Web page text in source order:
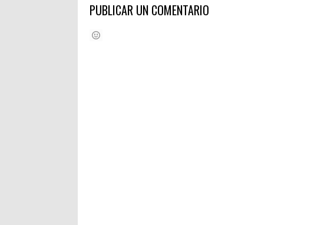
PUBLICAR UN COMENTARIO